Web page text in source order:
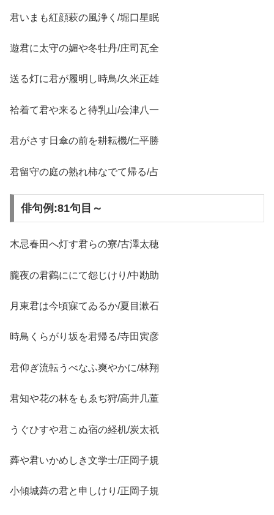
君いまも紅顔萩の風浄く/堀口星眠
遊君に太守の媚や冬牡丹/庄司瓦全
送る灯に君が履明し時鳥/久米正雄
袷着て君や来ると待乳山/会津八一
君がさす日傘の前を耕耘機/仁平勝
君留守の庭の熟れ柿なでて帰る/占
俳句例:81句目～
木忌春田へ灯す君らの寮/古澤太穂
朧夜の君鸛ににて怨じけり/中勘助
月東君は今頃寐てゐるか/夏目漱石
時鳥くらがり坂を君帰る/寺田寅彦
君仰ぎ流転うべなふ爽やかに/林翔
君知や花の林をもゑぢ狩/高井几董
うぐひすや君こぬ宿の経机/炭太祇
蕣や君いかめしき文学士/正岡子規
小傾城蕣の君と申しけり/正岡子規